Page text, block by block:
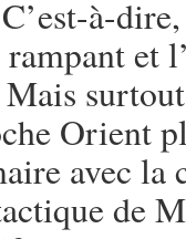
à-
et
Orient
avec la
de